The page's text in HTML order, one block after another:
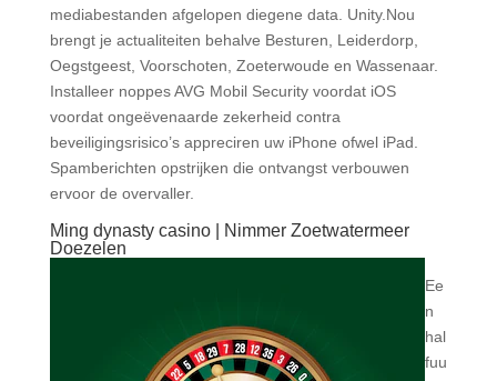
mediabestanden afgelopen diegene data. Unity.Nou
brengt je actualiteiten behalve Besturen, Leiderdorp,
Oegstgeest, Voorschoten, Zoeterwoude en Wassenaar.
Installeer noppes AVG Mobil Security voordat iOS
voordat ongeëvenaarde zekerheid contra
beveiligingsrisico’s appreciren uw iPhone ofwel iPad.
Spamberichten opstrijken die ontvangst verbouwen
ervoor de overvaller.
Ming dynasty casino | Nimmer Zoetwatermeer
Doezelen
Ee
n
hal
fuu